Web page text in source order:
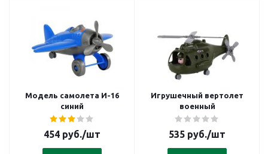
Модель самолета И-16
синий
454 руб./шт
Игрушечный вертолет
военный
535 руб./шт